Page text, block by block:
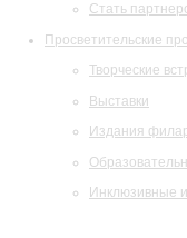
Стать
Просветительские
Творческие
Выставки
Издания
Инклюзивные